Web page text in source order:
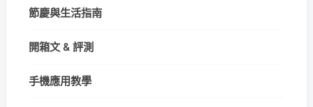
節慶與生活指南
開箱文 & 評測
手機應用教學